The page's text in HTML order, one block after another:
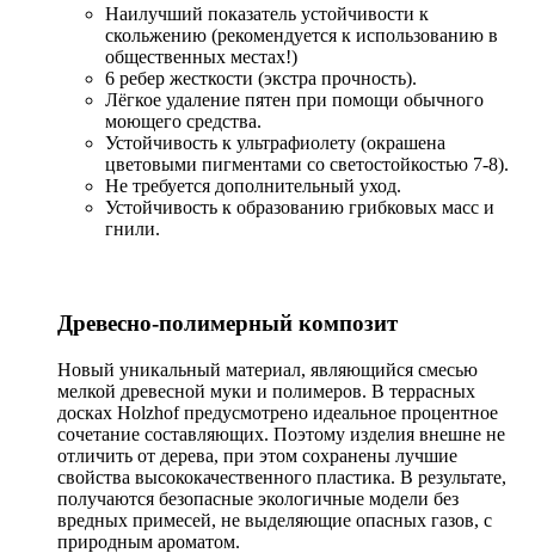
Наилучший показатель устойчивости к
скольжению (рекомендуется к использованию в
общественных местах!)
6 ребер жесткости (экстра прочность).
Лёгкое удаление пятен при помощи обычного
моющего средства.
Устойчивость к ультрафиолету (окрашена
цветовыми пигментами со светостойкостью 7-8).
Не требуется дополнительный уход.
Устойчивость к образованию грибковых масс и
гнили.
Древесно-полимерный композит
Новый уникальный материал, являющийся смесью
мелкой древесной муки и полимеров. В террасных
досках Holzhof предусмотрено идеальное процентное
сочетание составляющих. Поэтому изделия внешне не
отличить от дерева, при этом сохранены лучшие
свойства высококачественного пластика. В результате,
получаются безопасные экологичные модели без
вредных примесей, не выделяющие опасных газов, с
природным ароматом.